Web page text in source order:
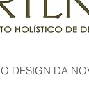
O DESIGN DA